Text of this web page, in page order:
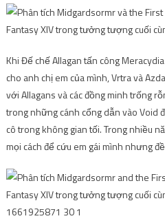
Khi Đế chế Allagan tấn công
cho anh chị em của mình, Vrtra và
với Allagans và các đồng minh trống
trong những cánh cổng dẫn vào Void
cô trong không gian tối. Trong nhiều
mọi cách để cứu em gái mình nhưng